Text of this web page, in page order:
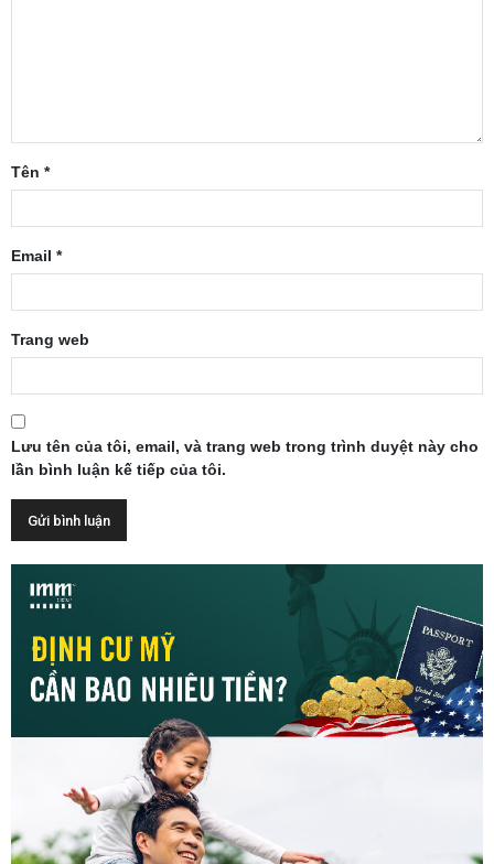
Tên *
Email *
Trang web
Lưu tên của tôi, email, và trang web trong trình duyệt này cho
lần bình luận kế tiếp của tôi.